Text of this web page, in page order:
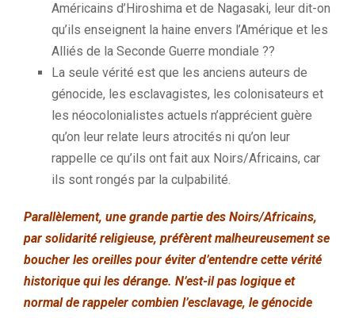
Américains d’Hiroshima et de Nagasaki, leur dit-on
qu’ils enseignent la haine envers l’Amérique et les
Alliés de la Seconde Guerre mondiale ??
La seule vérité est que les anciens auteurs de
génocide, les esclavagistes, les colonisateurs et
les néocolonialistes actuels n’apprécient guère
qu’on leur relate leurs atrocités ni qu’on leur
rappelle ce qu’ils ont fait aux Noirs/Africains, car
ils sont rongés par la culpabilité.
Parallèlement, une grande partie des Noirs/Africains,
par solidarité religieuse, préfèrent malheureusement se
boucher les oreilles pour éviter d’entendre cette vérité
historique qui les dérange. N’est-il pas logique et
normal de rappeler combien l’esclavage, le génocide